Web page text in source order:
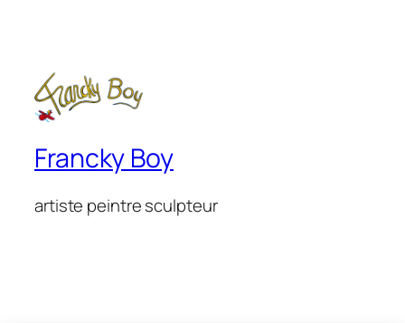
Francky Boy
artiste peintre sculpteur